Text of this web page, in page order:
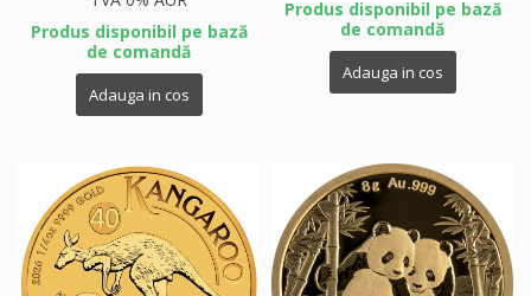
Produs disponibil pe bază
de comandă
Adauga in cos
Produs disponibil pe bază
de comandă
Adauga in cos